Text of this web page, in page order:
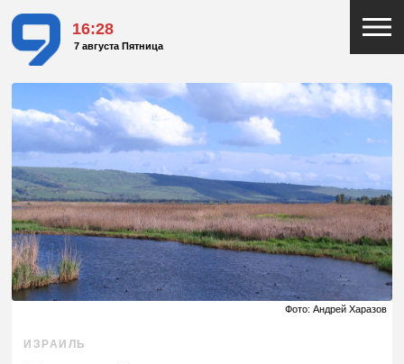
16:28
7 августа Пятница
Фото: Андрей Харазов
ИЗРАИЛЬ